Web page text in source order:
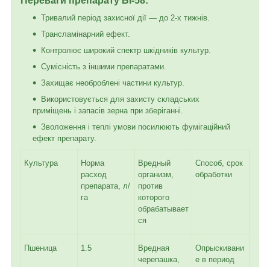
Тривалий період захисної дії — до 2-х тижнів.
Трансламінарний ефект.
Контролює широкий спектр шкідників культур.
Сумісність з іншими препаратами.
Захищає необроблені частини культур.
Використовується для захисту складських
приміщень і запасів зерна при зберіганні.
Зволоження і теплі умови посилюють фумігаційний
ефект препарату.
Культура
Норма
расход
препарата, л/
га
Вредный
организм,
против
которого
обрабатывает
ся
Способ, срок
обработки
Пшеница 1.5
Вредная
черепашка,
Опрыскивани
е в период